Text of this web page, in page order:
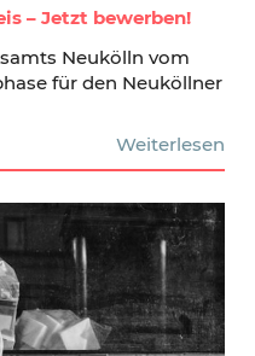
– Jetzt bewerben!
Neukölln vom
für den Neuköllner
Weiterlesen